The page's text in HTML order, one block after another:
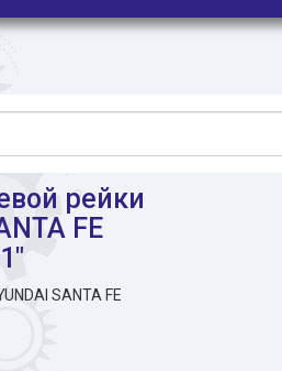
рейки
FE
SANTA FE